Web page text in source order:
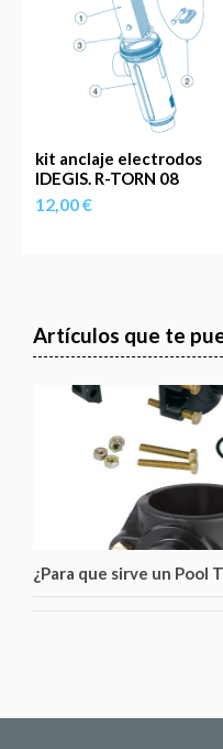
kit anclaje electrodos
IDEGIS. R-TORN 08
12,00 €
Artículos que te
¿Para que sirve un Pool